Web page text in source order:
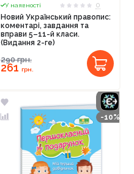
У наявності
0
Новий Український правопис:
коментарі, завдання та
вправи 5–11-й класи.
(Видання 2-ге)
290грн.
261грн.
-10%